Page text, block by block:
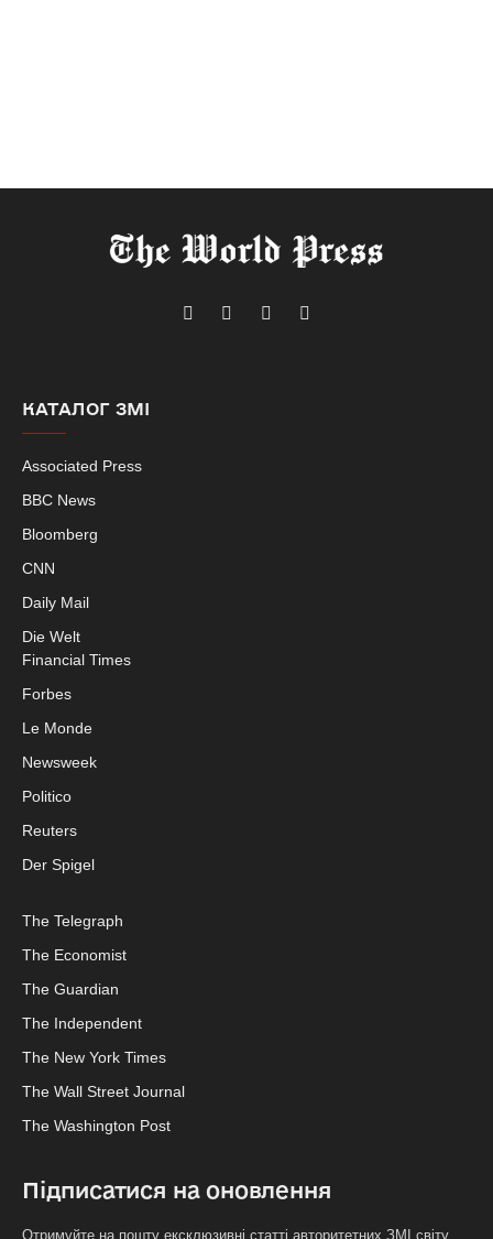
TelegramFacebookInstagram
X
КАТАЛОГ ЗМІ
Associated Press
BBC News
Bloomberg
CNN
Daily Mail
Die Welt
Financial Times
Forbes
Le Monde
Newsweek
Politico
Reuters
Der Spigel
The Telegraph
The Economist
The Guardian
The Independent
The New York Times
The Wall Street Journal
The Washington Post
Підписатися на оновлення
Отримуйте на пошту ексклюзивні статті авторитетних ЗМІ світу